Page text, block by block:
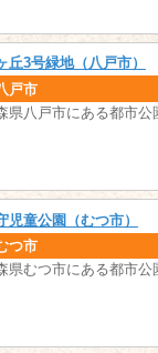
丘3号緑地（八戸市）
戸市
県八戸市にある都市公
児童公園（むつ市）
つ市
県むつ市にある都市公